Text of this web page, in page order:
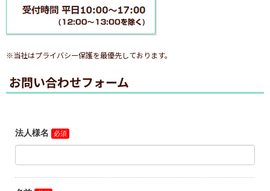
※当社はプライバシー保護を最優先しております。
お問い合わせフォーム